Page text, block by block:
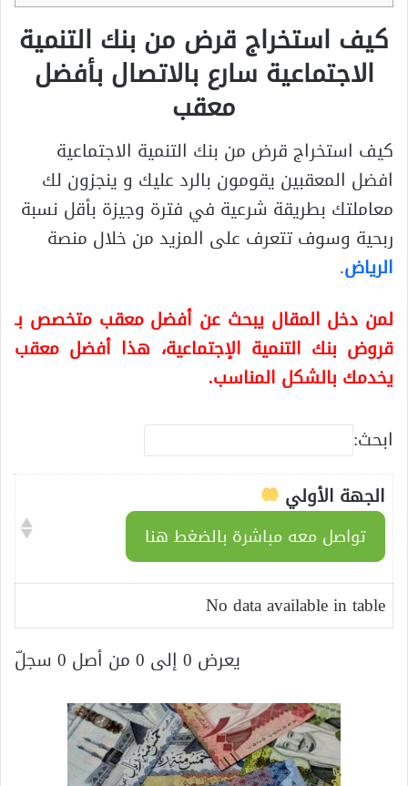
كيف استخراج قرض من بنك التنمية
الاجتماعية سارع بالاتصال بأفضل
معقب
كيف استخراج قرض من بنك التنمية الاجتماعية
افضل المعقبين يقومون بالرد عليك و ينجزون لك
معاملتك بطريقة شرعية في فترة وجيزة بأقل نسبة
ربحية وسوف تتعرف على المزيد من خلال منصة
الرياض.
لمن دخل المقال يبحث عن أفضل معقب متخصص بـ
قروض بنك التنمية الإجتماعية، هذا أفضل معقب
يخدمك بالشكل المناسب.
ابحث:
الجهة الأولي
تواصل معه مباشرة بالضغط هنا
No data available in table
يعرض 0 إلى 0 من أصل 0 سجلّ